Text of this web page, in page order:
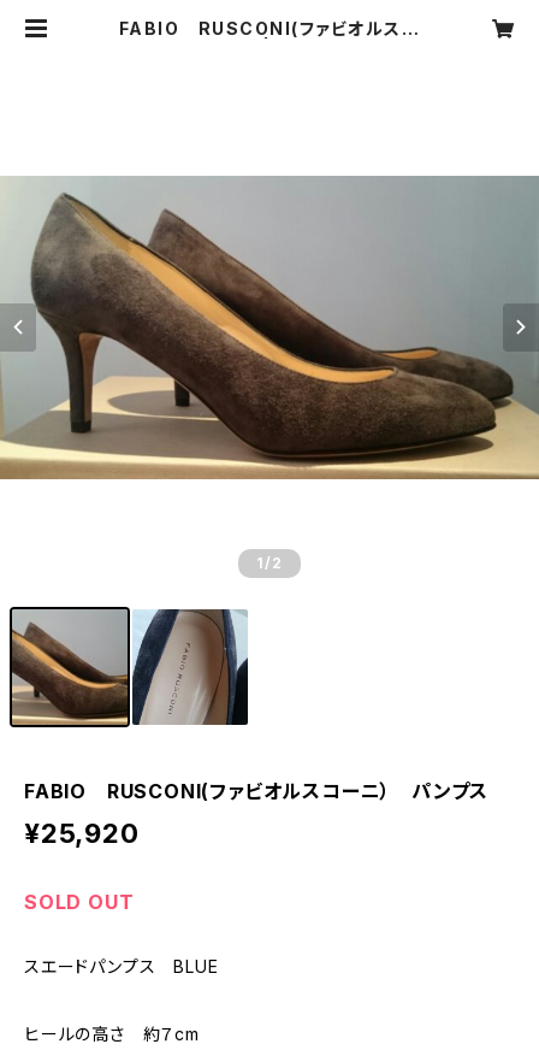
FABIO RUSCONI(ファビオルスコ
1 /2
FABIO RUSCONI(ファビオルスコーニ） パンプス
¥25,920
SOLD OUT
スエードパンプス BLUE
ヒールの高さ 約７cm